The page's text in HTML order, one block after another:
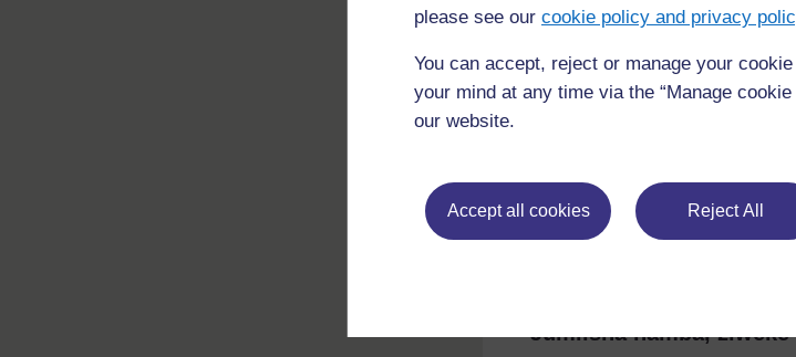
please see our cookie policy and privacy
You can accept, reject or manage your
your mind at any time via the “Manage
our website.
Accept all cookies Reject All
Tafuta kitabu na kiweke
Kuhusisha nafasi
Weka kalamu karibu na
Weka kifutio ndani ya
Jumlisha namba,